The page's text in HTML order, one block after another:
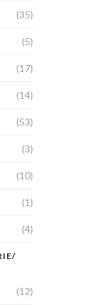
(35)
(5)
(17)
(14)
(53)
(3)
(10)
(1)
(4)
(12)